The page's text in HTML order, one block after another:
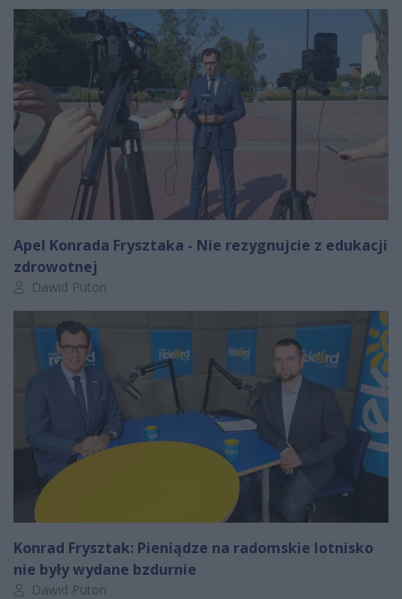
Apel Konrada Frysztaka - Nie rezygnujcie z edukacji
zdrowotnej
Autor artykułu:
Dawid Puton
Konrad Frysztak: Pieniądze na radomskie lotnisko
nie były wydane bzdurnie
Autor artykułu:
Dawid Puton